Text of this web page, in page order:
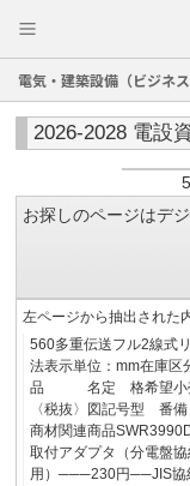
電気・建築設備（ビジネス
2026-2028 電設
お探しのページはデ
左ページから抽出された
560多重伝送フル2線式
法表示単位：mm在庫
品 名定 格希望小
〈税抜〉図記号型 番
商材関連商品
取付アダプタ（分電盤
用）───230円──JIS協